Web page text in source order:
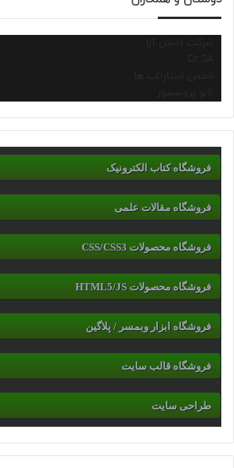
شرکت دانش آرا
انجمن استارتاپ ها
نانو پروسسور
فروشگاه کتاب الکترونیک
فروشگاه مقالات علمی
فروشگاه محصولات CSS/CSS3
فروشگاه محصولات HTML5/JS
فروشگاه ابزار وبمسر / پلاگین
فروشگاه قالب سایت
طراحی سایت